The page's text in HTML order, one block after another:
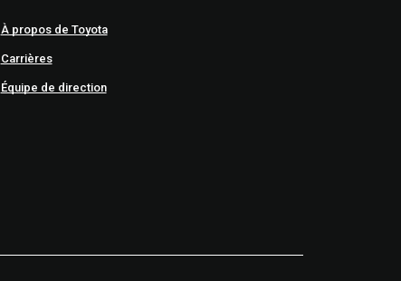
À propos de Toyota
Carrières
Équipe de direction